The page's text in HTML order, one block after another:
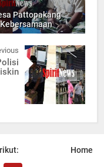
Pattopakang
Home